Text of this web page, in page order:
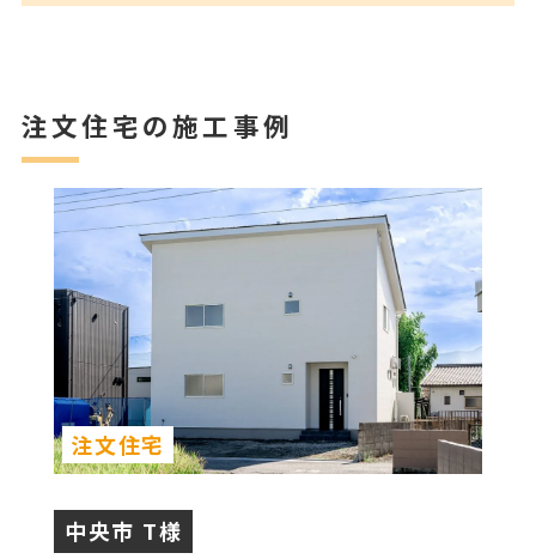
注文住宅の施工事例
中央市 T様
注文住宅